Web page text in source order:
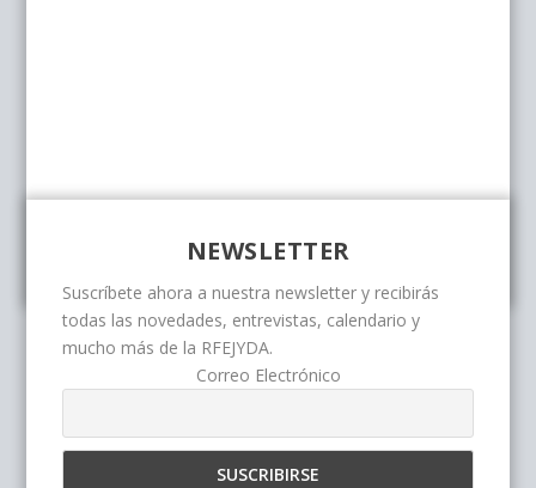
NEWSLETTER
Suscríbete ahora a nuestra newsletter y recibirás
todas las novedades, entrevistas, calendario y
mucho más de la RFEJYDA.
Correo Electrónico